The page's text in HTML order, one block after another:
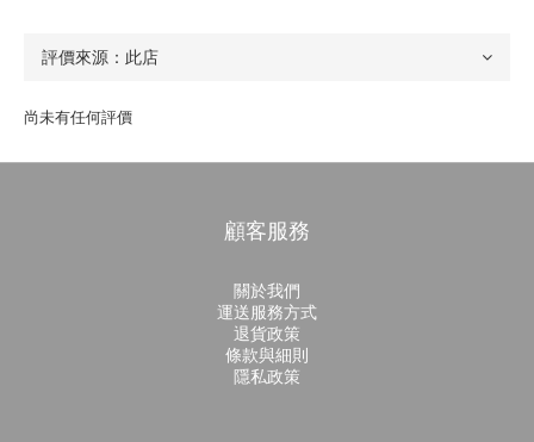
尚未有任何評價
顧客服務
關於我們
運送服務方式
退貨政策
條款與細則
隱私政策